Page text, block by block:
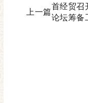
上一篇首经贸召
论坛筹备